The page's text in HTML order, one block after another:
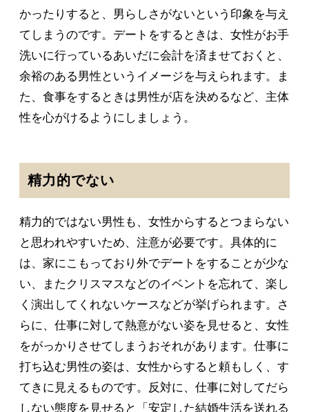
かったりすると、男らしさがないという印象を与え
てしまうのです。デートをするときは、女性がお手
洗いに行っているあいだに会計を済ませておくと、
余裕のある男性というイメージを与えられます。ま
た、食事をするときは男性が店を決めるなど、主体
性を心がけるようにしましょう。
精力的でない
精力的ではない男性も、女性からするとつまらない
と思われやすいため、注意が必要です。具体的に
は、家にこもっており外でデートをすることが少な
い、またクリスマスなどのイベントを忘れて、楽し
く演出してくれないケースなどが挙げられます。さ
らに、仕事に対して熱意がない姿を見せると、女性
をがっかりさせてしまうおそれがあります。仕事に
打ち込む男性の姿は、女性からすると頼もしく、す
てきに見えるものです。反対に、仕事に対してだら
しない態度を見せると「安定した結婚生活を送れる